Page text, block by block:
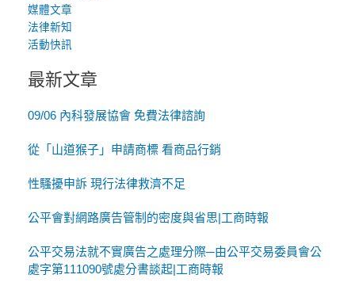
媒體文章
法律新知
活動快訊
最新文章
09/06 內科發展協會 免費法律諮詢
從「山道猴子」申請商標 看商品行銷
性騷擾申訴 現行法律救濟不足
公平會對網路廣告管制的密度與省思|工商時報
公平交易法就不實廣告之處理分際─由公平交易委員會公
處字第111090號處分書談起|工商時報